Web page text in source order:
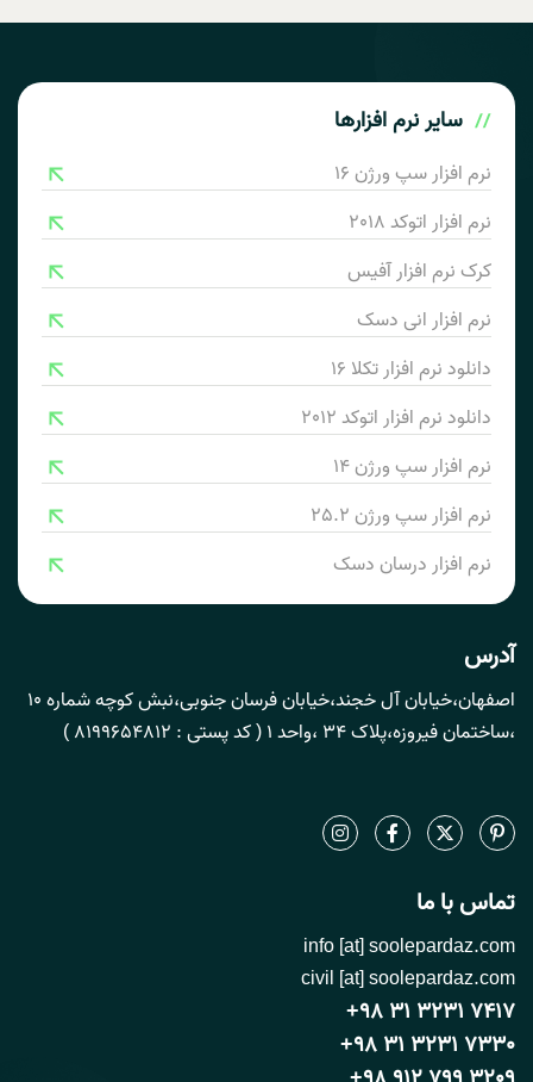
سایرنرم افزارها
نرم افزار سپ ورژن 16
نرم افزار اتوکد 2018
کرک نرم افزار آفیس
نرم افزار انی دسک
دانلود نرم افزار تکلا 16
دانلود نرم افزار اتوکد 2012
نرم افزار سپ ورژن 14
نرم افزار سپ ورژن 25.2
نرم افزار درسان دسک
آدرس
اصفهان،خیابان آل خجند،خیابان فرسان جنوبی،نبش کوچه شماره 10
،ساختمان فیروزه،پلاک 34 ،واحد 1 ( کد پستی : 8199654812 )
تماس با ما
info [at] soolepardaz.com
civil [at] soolepardaz.com
+98 31 3231 7417
+98 31 3231 7330